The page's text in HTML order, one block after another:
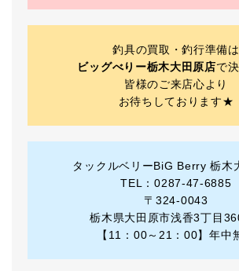
釣具の買取・釣行準備は
ビッグべりー栃木大田原店で
皆様のご来店心より
お待ちしております★
タックルベリーBiG Berry 栃木
TEL：0287-47-6885
〒324-0043
栃木県大田原市浅香3丁目
【11：00～21：00】年中